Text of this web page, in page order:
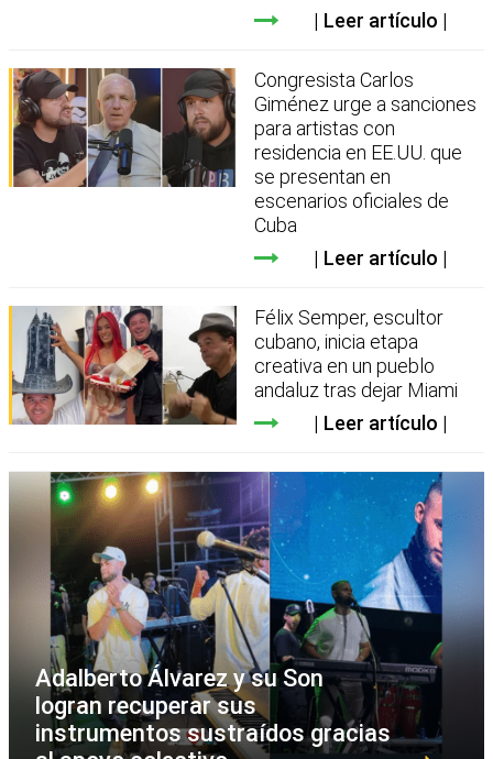
Leer artículo
Congresista Carlos
Giménez urge a sanciones
para artistas con
residencia en EE.UU. que
se presentan en
escenarios oficiales de
Cuba
Leer artículo
Félix Semper, escultor
cubano, inicia etapa
creativa en un pueblo
andaluz tras dejar Miami
Leer artículo
Adalberto Álvarez y su Son
logran recuperar sus
instrumentos sustraídos gracias